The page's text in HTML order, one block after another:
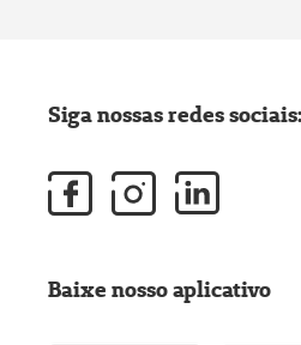
Siga nossas redes sociais:
Baixe nosso aplicativo